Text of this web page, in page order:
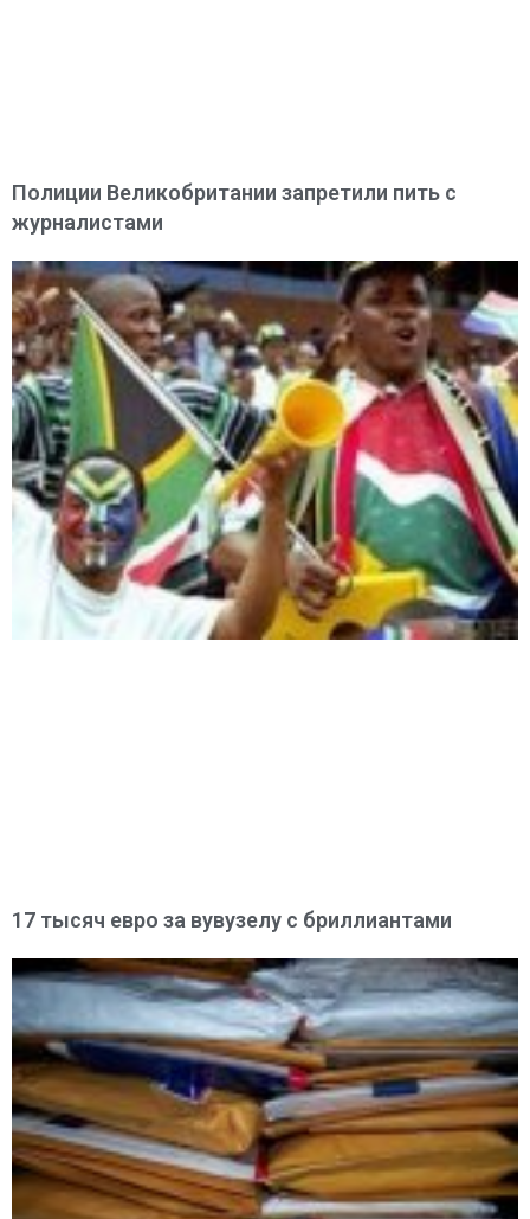
Полиции Великобритании запретили пить с
журналистами
17 тысяч евро за вувузелу с бриллиантами